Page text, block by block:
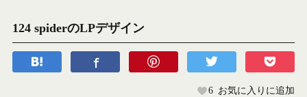
124 spiderのLPデザイン
6 お気に入りに追加